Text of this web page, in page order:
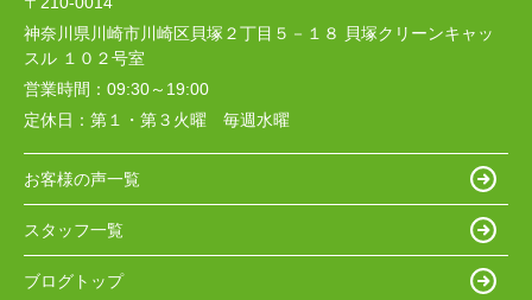
神奈川県川崎市川崎区貝塚２丁目５－１８ 貝塚クリーンキャッ
スル １０２号室
営業時間： 09:30～19:00
定休日： 第１・第３火曜 毎週水曜
お客様の声一覧
スタッフ一覧
ブログトップ